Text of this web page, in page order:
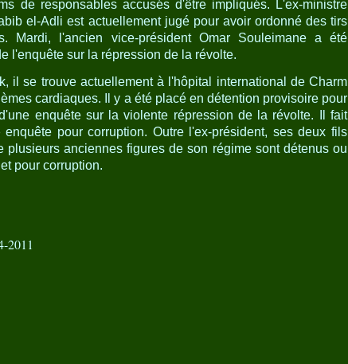
de responsables accusés d'être impliqués. L'ex-ministre
el-Adli est actuellement jugé pour avoir ordonné des tirs
Mardi, l'ancien vice-président Omar Souleimane a été
l'enquête sur la répression de la révolte.
il se trouve actuellement à l'hôpital international de Charm
cardiaques. Il y a été placé en détention provisoire pour
enquête sur la violente répression de la révolte. Il fait
pour corruption. Outre l'ex-président, ses deux fils
plusieurs anciennes figures de son régime sont détenus ou
pour corruption.
2011